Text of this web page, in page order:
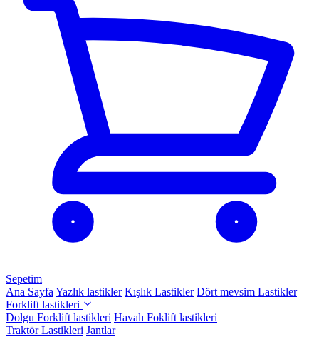
Sepetim
Ana Sayfa Yazlık lastikler Kışlık Lastikler Dört mevsim Lastikler
Forklift lastikleri
Dolgu Forklift lastikleri Havalı Foklift lastikleri
Traktör Lastikleri Jantlar